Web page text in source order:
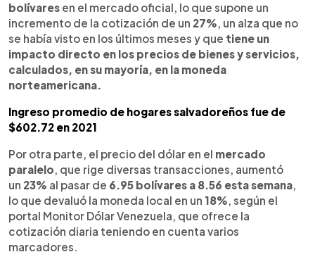
bolívares en el mercado oficial, lo que supone un
incremento de la cotización de un 27%, un alza que no
se había visto en los últimos meses y que tiene un
impacto directo en los precios de bienes y servicios,
calculados, en su mayoría, en la moneda
norteamericana.
Ingreso promedio de hogares salvadoreños fue de
$602.72 en 2021
Por otra parte, el precio del dólar en el mercado
paralelo, que rige diversas transacciones, aumentó
un 23% al pasar de 6.95 bolívares a 8.56 esta semana,
lo que devaluó la moneda local en un 18%, según el
portal Monitor Dólar Venezuela, que ofrece la
cotización diaria teniendo en cuenta varios
marcadores.